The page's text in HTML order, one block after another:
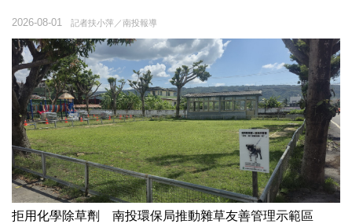
記者扶小萍／南投報導
2026-08-01
拒用化學除草劑 南投環保局推動雜草友善管理示範區